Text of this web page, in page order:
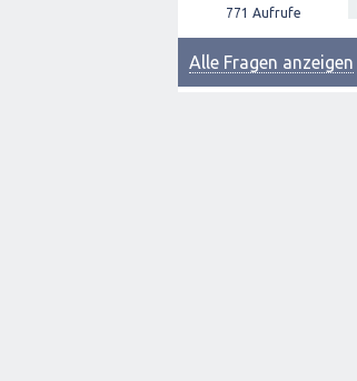
771 Aufrufe
Alle Fragen anzeigen